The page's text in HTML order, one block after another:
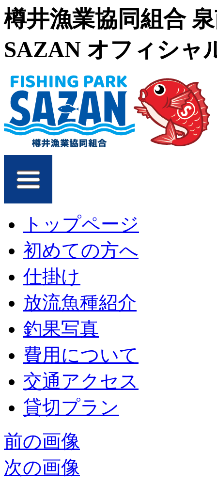
樽井漁業協同組合
SAZAN オフィシャ
トップページ
初めての方へ
仕掛け
放流魚種紹介
釣果写真
費用について
交通アクセス
貸切プラン
前の画像
次の画像